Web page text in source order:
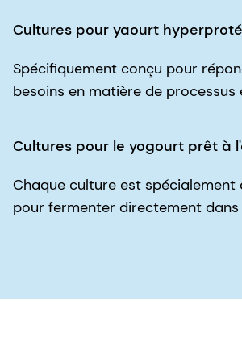
Cultures pour yaourt
Spécifiquement conçu pour
besoins en matière de
Cultures pour le yogourt prêt à
Chaque culture est spécialement
pour fermenter directement